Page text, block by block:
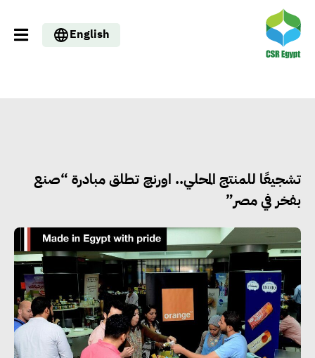
English
تشجيعًا للمنتج المحلي.. اورنچ تطلق مبادرة “صنع
بفخر في مصر”